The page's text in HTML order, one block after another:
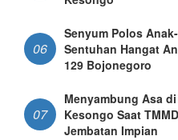
06
Senyum Polos
Sentuhan Hangat
129 Bojonegoro
07
Menyambung Asa
Kesongo Saat
Jembatan Impian